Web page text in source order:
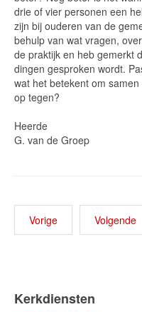
drie of vier personen een
zijn bij ouderen van de
behulp van wat vragen,
de praktijk en heb gemerkt
dingen gesproken wordt.
wat het betekent om
op tegen?
Heerde
G. van de Groep
Vorige Volgende
Kerkdiensten